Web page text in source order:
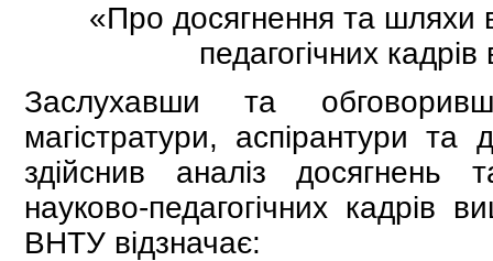
«Про досягнення та шляхи
педагогічних
Заслухавши та
магістратури, аспірантури
здійснив аналіз досягнень
науково-педагогічних кадрів
ВНТУ відзначає: